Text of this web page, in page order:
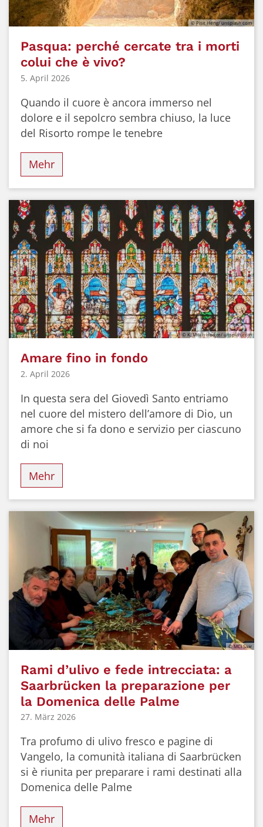
© Pisit Heng/ unsplash.com
Pasqua: perché cercate tra i morti
colui che è vivo?
5. April 2026
Quando il cuore è ancora immerso nel
dolore e il sepolcro sembra chiuso, la luce
del Risorto rompe le tenebre
Mehr
© K. Mitch Hodge/ unsplah.com
Amare fino in fondo
2. April 2026
In questa sera del Giovedì Santo entriamo
nel cuore del mistero dell’amore di Dio, un
amore che si fa dono e servizio per ciascuno
di noi
Mehr
© MCI Saar
Rami d’ulivo e fede intrecciata: a
Saarbrücken la preparazione per
la Domenica delle Palme
27. März 2026
Tra profumo di ulivo fresco e pagine di
Vangelo, la comunità italiana di Saarbrücken
si è riunita per preparare i rami destinati alla
Domenica delle Palme
Mehr